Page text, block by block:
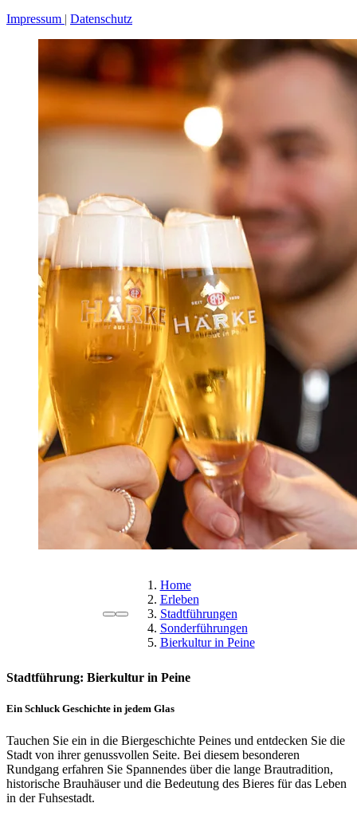
Impressum Datenschutz
Home
Erleben
Stadtführungen
Sonderführungen
Bierkultur in Peine
Stadtführung: Bierkultur in Peine
Ein Schluck Geschichte in jedem Glas
Tauchen Sie ein in die Biergeschichte Peines und entdecken Sie die
Stadt von ihrer genussvollen Seite. Bei diesem besonderen
Rundgang erfahren Sie Spannendes über die lange Brautradition,
historische Brauhäuser und die Bedeutung des Bieres für das Leben
in der Fuhsestadt.